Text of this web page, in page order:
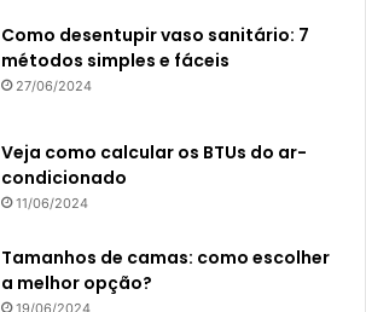
Como desentupir vaso sanitário: 7
métodos simples e fáceis
27/06/2024
Veja como calcular os BTUs do ar-
condicionado
11/06/2024
Tamanhos de camas: como escolher
a melhor opção?
19/06/2024